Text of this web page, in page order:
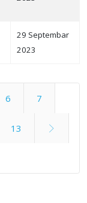
29 Septembar
2023
6 7
13